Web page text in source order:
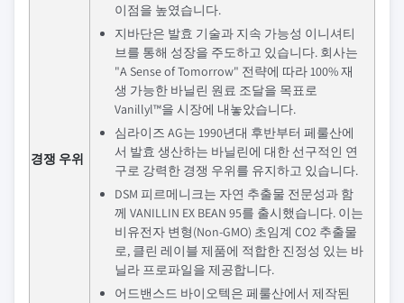
경쟁 우위
이점을 높였습니다.
지바단은 발효 기술과 지속 가능성 이니셔티
브를 통해 성장을 주도하고 있습니다. 회사는
"A Sense of Tomorrow" 전략에 따라 100% 재
생 가능한 바닐린 원료 조달을 목표로
Vanillyl™을 시장에 내놓았습니다.
심라이즈 AG는 1990년대 후반부터 페룰산에
서 발효 생산하는 바닐린에 대한 선구적인 연
구로 강력한 경쟁 우위를 유지하고 있습니다.
DSM 피르메니크는 자연 추출물 전문성과 함
께 VANILLIN EX BEAN 95를 출시했습니다. 이는
비유전자 변형(Non-GMO) 초임계 CO2 추출물
로, 클린 레이블 제품에 적합한 진정성 있는 바
닐라 프로파일을 제공합니다.
어드밴스드 바이오텍은 페룰산에서 제작된